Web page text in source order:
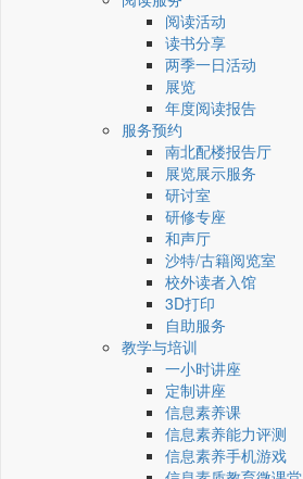
阅读活动
读书分享
两季一日活动
展览
年度阅读报告
服务预约
南北配楼报告厅
展览展示服务
研讨室
研修专座
和声厅
沙特/古籍阅览室
校外读者入馆
3D打印
自助服务
教学与培训
一小时讲座
定制讲座
信息素养课
信息素养能力评测
信息素养手机游戏